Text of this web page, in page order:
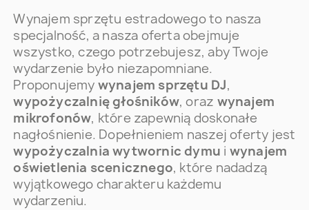
Wynajem sprzętu estradowego to nasza
specjalność, a nasza oferta obejmuje
wszystko, czego potrzebujesz, aby Twoje
wydarzenie było niezapomniane.
Proponujemy wynajem sprzętu DJ,
wypożyczalnię głośników, oraz wynajem
mikrofonów, które zapewnią doskonałe
nagłośnienie. Dopełnieniem naszej oferty jest
wypożyczalnia wytwornic dymu i wynajem
oświetlenia scenicznego, które nadadzą
wyjątkowego charakteru każdemu
wydarzeniu.